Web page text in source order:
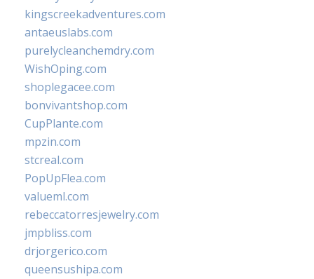
kingscreekadventures.com
antaeuslabs.com
purelycleanchemdry.com
WishOping.com
shoplegacee.com
bonvivantshop.com
CupPlante.com
mpzin.com
stcreal.com
PopUpFlea.com
valueml.com
rebeccatorresjewelry.com
jmpbliss.com
drjorgerico.com
queensushipa.com